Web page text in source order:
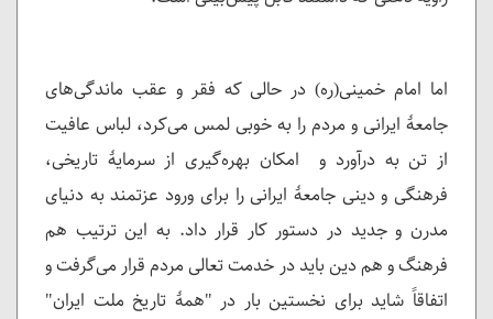
اما امام خمینی(ره) در حالی که فقر و عقب ماندگی‌های
جامعۀ ایرانی و مردم را به خوبی لمس می‌کرد، لباس عافیت
از تن به درآورد و امکان بهره‌گیری از سرمایۀ تاریخی،
فرهنگی و دینی جامعۀ ایرانی را برای ورود عزتمند به دنیای
مدرن و جدید در دستور کار قرار داد. به این ترتیب هم
فرهنگ و هم دین باید در خدمت تعالی مردم قرار می‌گرفت و
اتفاقاً شاید برای نخستین بار در "همۀ تاریخ ملت ایران"